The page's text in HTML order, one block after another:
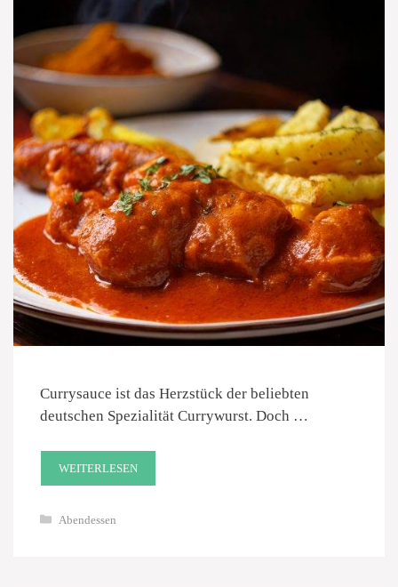
Currysauce ist das Herzstück der beliebten
deutschen Spezialität Currywurst. Doch …
WEITERLESEN
Kategorien
Abendessen